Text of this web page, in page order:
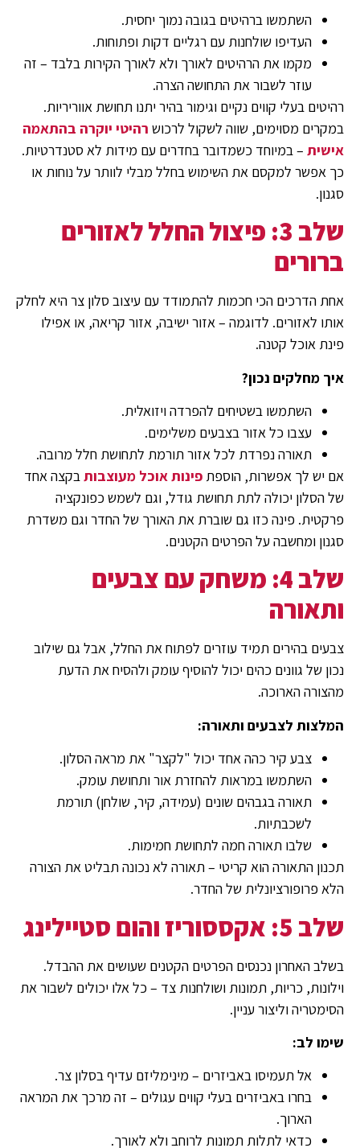
השתמשו ברהיטים בגובה נמוך יחסית.
העדיפו שולחנות עם רגליים דקות ופתוחות.
מקמו את הרהיטים לאורך ולא לאורך הקירות בלבד – זה
עוזר לשבור את התחושה הצרה.
רהיטים בעלי קווים נקיים וגימור בהיר יתנו תחושת אווריריות.
במקרים מסוימים, שווה לשקול לרכוש רהיטי יוקרה בהתאמה
אישית – במיוחד כשמדובר בחדרים עם מידות לא סטנדרטיות.
כך אפשר למקסם את השימוש בחלל מבלי לוותר על נוחות או
סגנון.
שלב 3: פיצול החלל לאזורים
ברורים
אחת הדרכים הכי חכמות להתמודד עם עיצוב סלון צר היא לחלק
אותו לאזורים. לדוגמה – אזור ישיבה, אזור קריאה, או אפילו
פינת אוכל קטנה.
איך מחלקים נכון?
השתמשו בשטיחים להפרדה ויזואלית.
עצבו כל אזור בצבעים משלימים.
תאורה נפרדת לכל אזור תורמת לתחושת חלל מרובה.
אם יש לך אפשרות, הוספת פינות אוכל מעוצבותבקצה אחד
של הסלון יכולה לתת תחושת גודל, וגם לשמש כפונקציה
פרקטית. פינה כזו גם שוברת את האורך של החדר וגם משדרת
סגנון ומחשבה על הפרטים הקטנים.
שלב 4: משחק עם צבעים
ותאורה
צבעים בהירים תמיד עוזרים לפתוח את החלל, אבל גם שילוב
נכון של גוונים כהים יכול להוסיף עומק ולהסיח את הדעת
מהצורה הארוכה.
המלצות לצבעים ותאורה:
צבע קיר כהה אחד יכול "לקצר" את מראה הסלון.
השתמשו במראות להחזרת אור ותחושת עומק.
תאורה בגבהים שונים (עמידה, קיר, שולחן) תורמת
לשכבתיות.
שלבו תאורה חמה לתחושת חמימות.
תכנון התאורה הוא קריטי – תאורה לא נכונה תבליט את הצורה
הלא פרופורציונלית של החדר.
שלב 5: אקססוריז והום סטיילינג
בשלב האחרון נכנסים הפרטים הקטנים שעושים את ההבדל.
וילונות, כריות, תמונות ושולחנות צד – כל אלו יכולים לשבור את
הסימטריה וליצור עניין.
שימו לב:
אל תעמיסו באביזרים – מינימליזם עדיף בסלון צר.
בחרו באביזרים בעלי קווים עגולים – זה מרכך את המראה
הארוך.
כדאי לתלות תמונות לרוחב ולא לאורך.